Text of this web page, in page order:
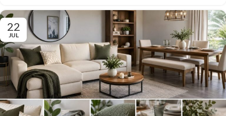
22
JUL